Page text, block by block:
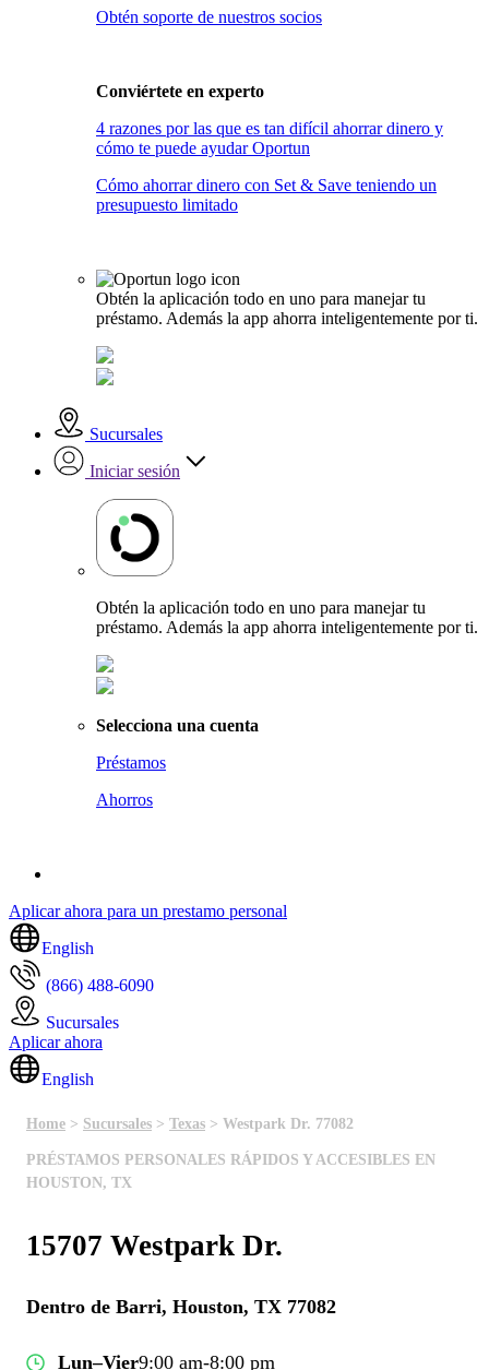
Obtén soporte de nuestros socios
Conviértete en experto
4 razones por las que es tan difícil ahorrar dinero y
cómo te puede ayudar Oportun
Cómo ahorrar dinero con Set & Save teniendo un
presupuesto limitado
Obtén la aplicación todo en uno para manejar tu
préstamo. Además la app ahorra inteligentemente por ti.
Sucursales
Iniciar sesión
Obtén la aplicación todo en uno para manejar tu
préstamo. Además la app ahorra inteligentemente por ti.
Selecciona una cuenta
Préstamos
Ahorros
Aplicar ahora para un prestamo personal
English
(866) 488-6090
Sucursales
Aplicar ahora
English
Home > Sucursales > Texas > Westpark Dr. 77082
PRÉSTAMOS PERSONALES RÁPIDOS Y ACCESIBLES EN
HOUSTON, TX
15707 Westpark Dr.
Dentro de Barri, Houston, TX 77082
Lun–Vier9:00 am-8:00 pm